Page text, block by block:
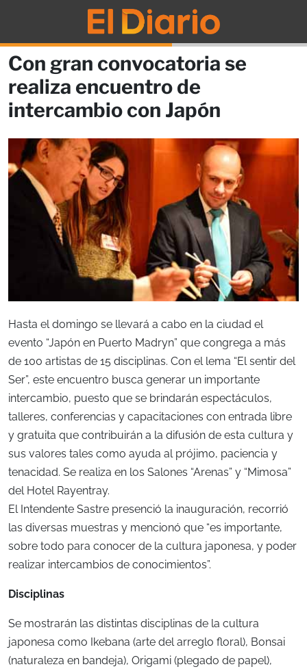
Con gran convocatoria se
realiza encuentro de
intercambio con Japón
Hasta el domingo se llevará a cabo en la ciudad el
evento “Japón en Puerto Madryn” que congrega a más
de 100 artistas de 15 disciplinas. Con el lema “El sentir del
Ser”, este encuentro busca generar un importante
intercambio, puesto que se brindarán espectáculos,
talleres, conferencias y capacitaciones con entrada libre
y gratuita que contribuirán a la difusión de esta cultura y
sus valores tales como ayuda al prójimo, paciencia y
tenacidad. Se realiza en los Salones “Arenas” y “Mimosa”
del Hotel Rayentray.
El Intendente Sastre presenció la inauguración, recorrió
las diversas muestras y mencionó que “es importante,
sobre todo para conocer de la cultura japonesa, y poder
realizar intercambios de conocimientos”.
Disciplinas
Se mostrarán las distintas disciplinas de la cultura
japonesa como Ikebana (arte del arreglo floral), Bonsai
(naturaleza en bandeja), Origami (plegado de papel),